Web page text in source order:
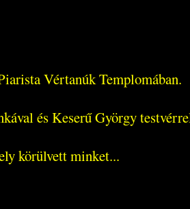
Vértanúk Templomában.
és Keserű György
körülvett minket...